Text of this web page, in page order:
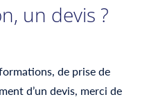
un devis ?
de prise de
d’un devis, merci de